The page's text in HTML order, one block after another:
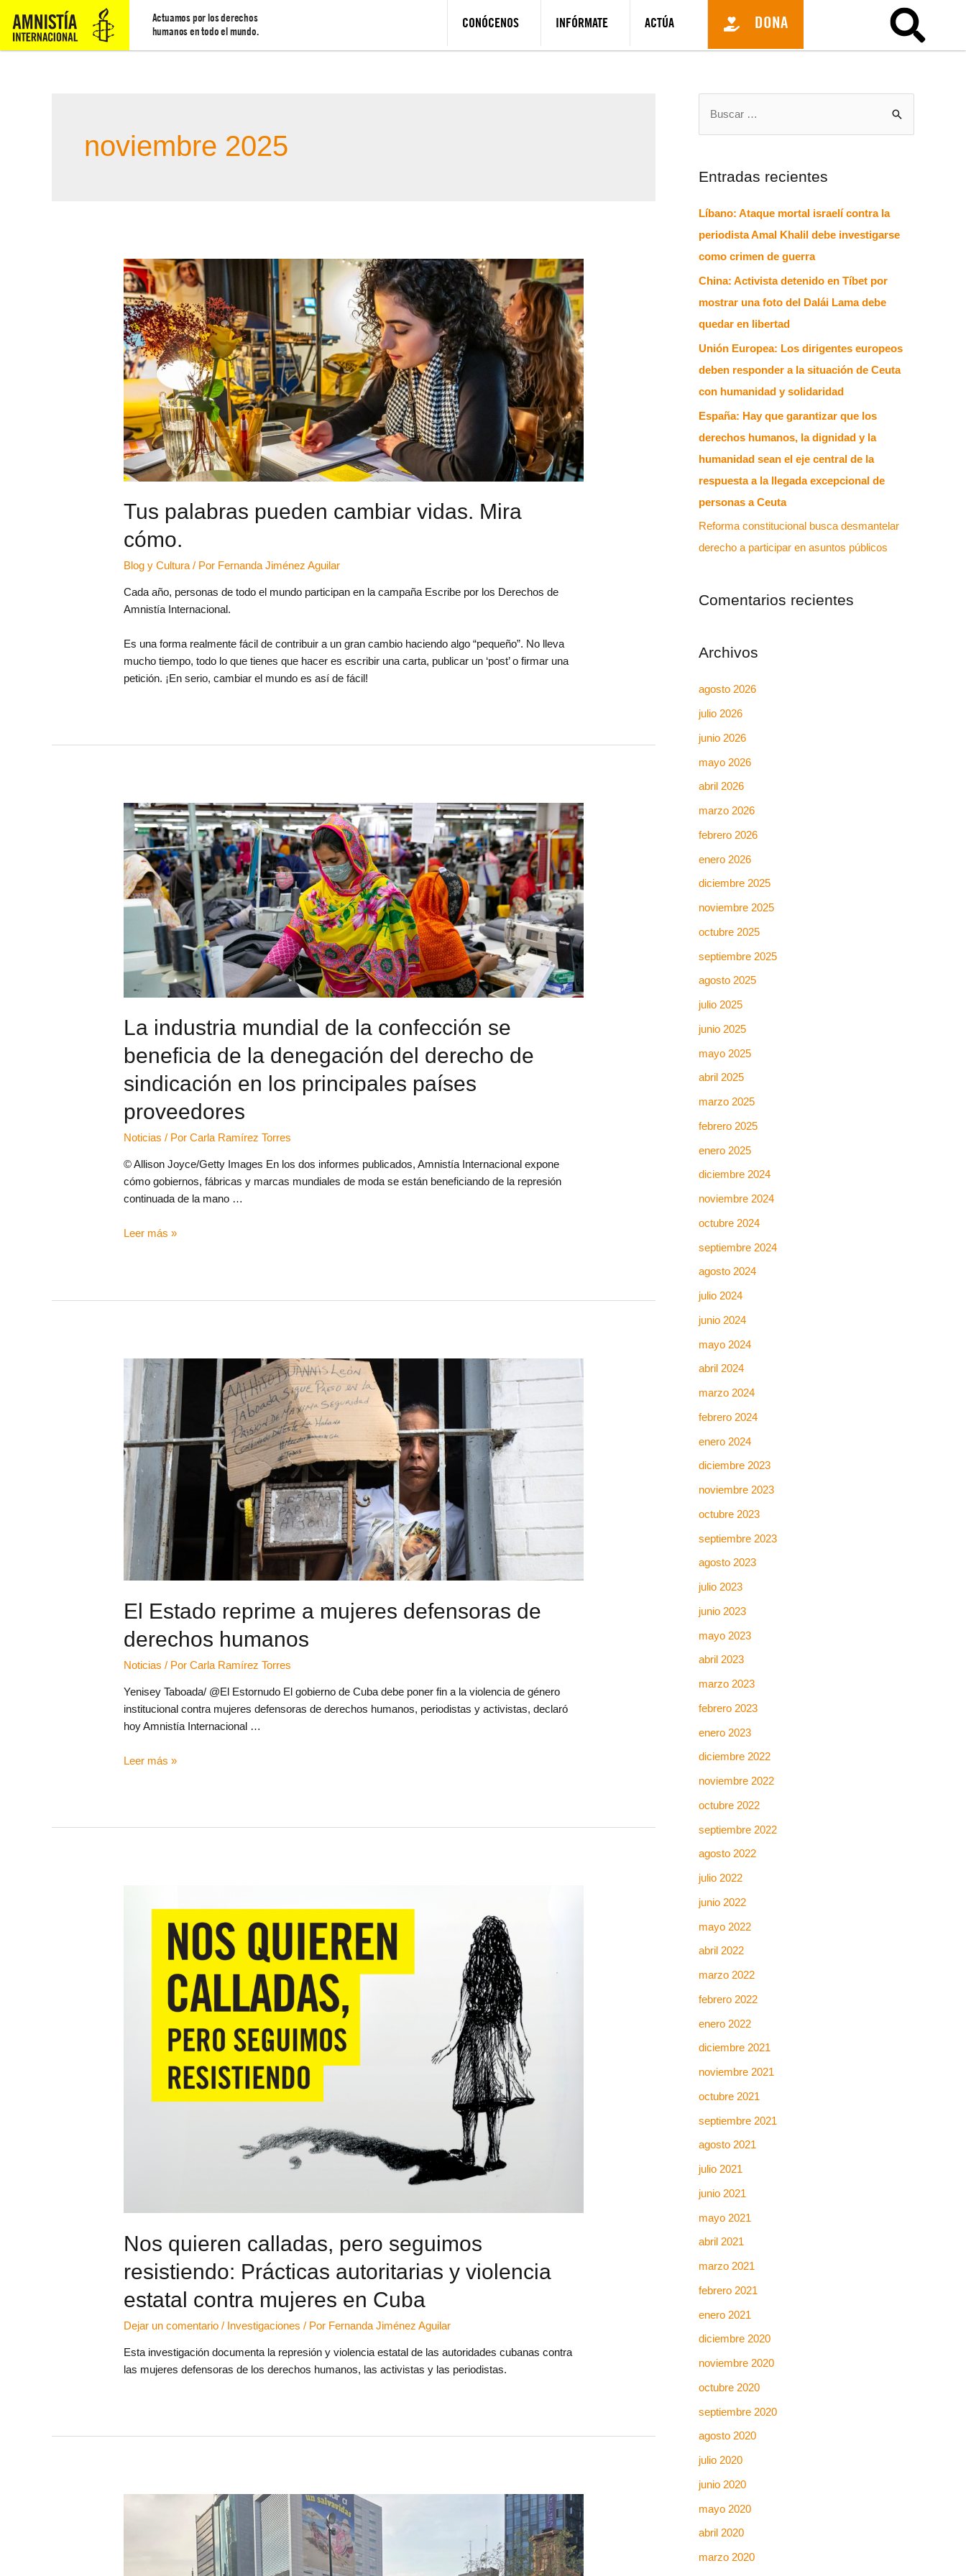
Actuamos por los derechos
humanos en todo el mundo.
CONÓCENOS INFÓRMATE ACTÚA DONA
noviembre 2025
Tus palabras pueden cambiar vidas. Mira
cómo.
Blog y Cultura / Por Fernanda Jiménez Aguilar
Cada año, personas de todo el mundo participan en la campaña Escribe por los Derechos de
Amnistía Internacional.
Es una forma realmente fácil de contribuir a un gran cambio haciendo algo “pequeño”. No lleva
mucho tiempo, todo lo que tienes que hacer es escribir una carta, publicar un ‘post’ o firmar una
petición. ¡En serio, cambiar el mundo es así de fácil!
La industria mundial de la confección se
beneficia de la denegación del derecho de
sindicación en los principales países
proveedores
Noticias / PorCarla Ramírez Torres
© Allison Joyce/Getty Images En los dos informes publicados, Amnistía Internacional expone
cómo gobiernos, fábricas y marcas mundiales de moda se están beneficiando de la represión
continuada de la mano …
Leer más »
El Estado reprime a mujeres defensoras de
derechos humanos
Noticias / PorCarla Ramírez Torres
Yenisey Taboada/ @El Estornudo El gobierno de Cuba debe poner fin a la violencia de género
institucional contra mujeres defensoras de derechos humanos, periodistas y activistas, declaró
hoy Amnistía Internacional …
Leer más »
Nos quieren calladas, pero seguimos
resistiendo: Prácticas autoritarias y violencia
estatal contra mujeres en Cuba
Dejar un comentario / Investigaciones / Por Fernanda Jiménez Aguilar
Esta investigación documenta la represión y violencia estatal de las autoridades cubanas contra
las mujeres defensoras de los derechos humanos, las activistas y las periodistas.
Entradas recientes
Líbano: Ataque mortal israelí contra la
periodista Amal Khalil debe investigarse
como crimen de guerra
China: Activista detenido en Tíbet por
mostrar una foto del Dalái Lama debe
quedar en libertad
Unión Europea: Los dirigentes europeos
deben responder a la situación de Ceuta
con humanidad y solidaridad
España: Hay que garantizar que los
derechos humanos, la dignidad y la
humanidad sean el eje central de la
respuesta a la llegada excepcional de
personas a Ceuta
Reforma constitucional busca desmantelar
derecho a participar en asuntos públicos
Comentarios recientes
Archivos
agosto 2026
julio 2026
junio 2026
mayo 2026
abril 2026
marzo 2026
febrero 2026
enero 2026
diciembre 2025
noviembre 2025
octubre 2025
septiembre 2025
agosto 2025
julio 2025
junio 2025
mayo 2025
abril 2025
marzo 2025
febrero 2025
enero 2025
diciembre 2024
noviembre 2024
octubre 2024
septiembre 2024
agosto 2024
julio 2024
junio 2024
mayo 2024
abril 2024
marzo 2024
febrero 2024
enero 2024
diciembre 2023
noviembre 2023
octubre 2023
septiembre 2023
agosto 2023
julio 2023
junio 2023
mayo 2023
abril 2023
marzo 2023
febrero 2023
enero 2023
diciembre 2022
noviembre 2022
octubre 2022
septiembre 2022
agosto 2022
julio 2022
junio 2022
mayo 2022
abril 2022
marzo 2022
febrero 2022
enero 2022
diciembre 2021
noviembre 2021
octubre 2021
septiembre 2021
agosto 2021
julio 2021
junio 2021
mayo 2021
abril 2021
marzo 2021
febrero 2021
enero 2021
diciembre 2020
noviembre 2020
octubre 2020
septiembre 2020
agosto 2020
julio 2020
junio 2020
mayo 2020
abril 2020
marzo 2020